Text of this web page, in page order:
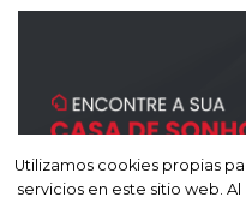
Utilizamos cookies propias
servicios en este sitio web.
Utilizamos cookies propias
servicios en este sitio web.